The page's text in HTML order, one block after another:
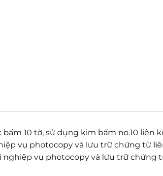
bấm 10 tờ, sử dụng kim bấm no.10 liên
vụ photocopy và lưu trữ chứng từ
vụ photocopy và lưu trữ chứng